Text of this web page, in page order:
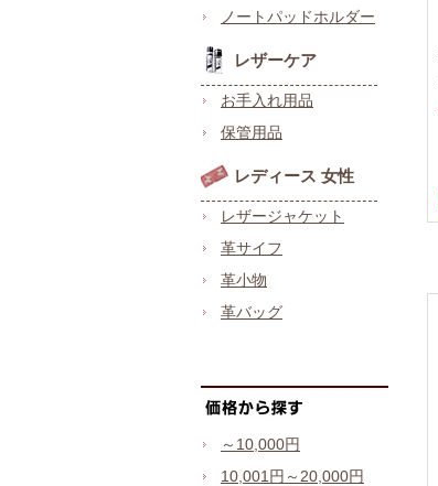
ノートパッドホルダー
レザーケア
お手入れ用品
保管用品
レディース 女性
レザージャケット
革サイフ
革小物
革バッグ
～10,000円
10,001円～20,000円